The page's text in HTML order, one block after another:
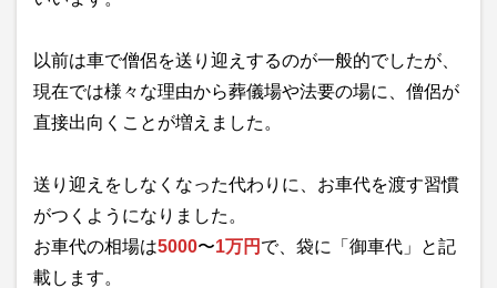
以前は車で僧侶を送り迎えするのが一般的でしたが、
現在では様々な理由から葬儀場や法要の場に、僧侶が
直接出向くことが増えました。
送り迎えをしなくなった代わりに、お車代を渡す習慣
がつくようになりました。
お車代の相場は5000〜1万円 で、袋に「御車代」と記
載します。